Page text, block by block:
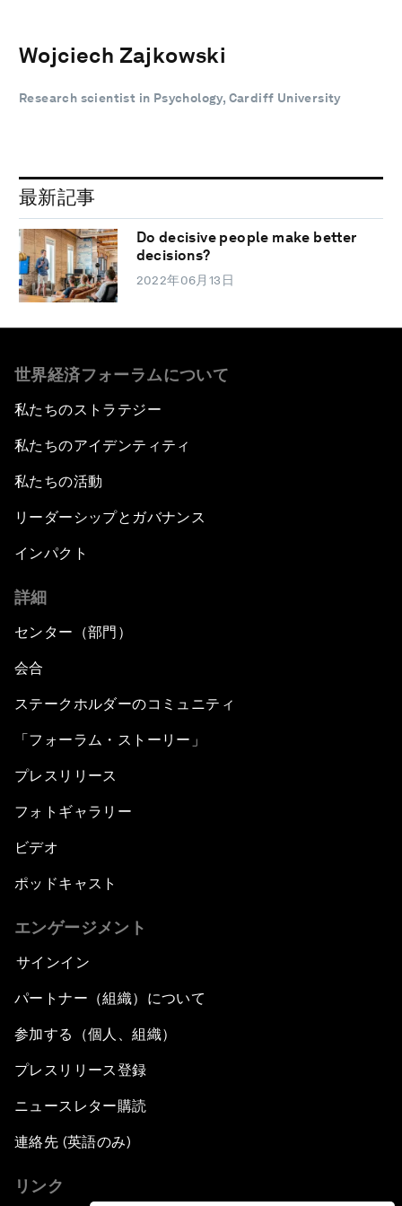
Wojciech Zajkowski
Research scientist in Psychology, Cardiff University
最新記事
Do decisive people make better
decisions?
2022年06月13日
世界経済フォーラムについて
私たちのストラテジー
私たちのアイデンティティ
私たちの活動
リーダーシップとガバナンス
インパクト
詳細
センター（部門）
会合
ステークホルダーのコミュニティ
「フォーラム・ストーリー」
プレスリリース
フォトギャラリー
ビデオ
ポッドキャスト
エンゲージメント
サインイン
パートナー（組織）について
参加する（個人、組織）
プレスリリース登録
ニュースレター購読
連絡先 (英語のみ)
リンク